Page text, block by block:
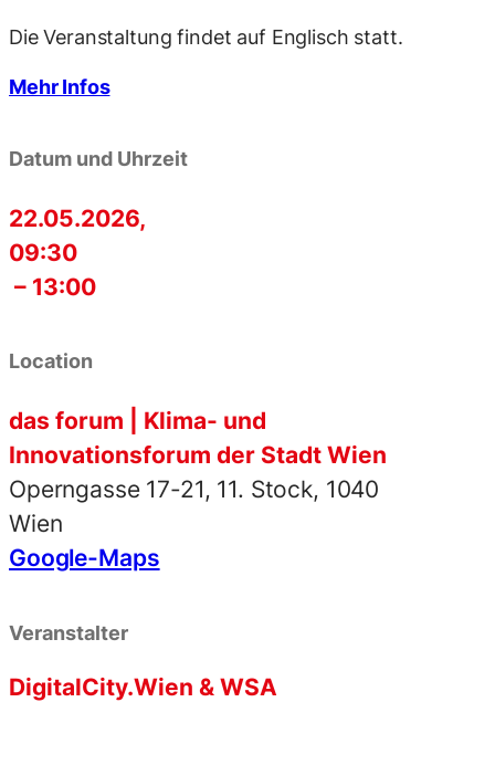
Die Veranstaltung findet auf Englisch statt.
Mehr Infos
Datum und Uhrzeit
22.05.2026,
09:30
– 13:00
Location
das forum | Klima- und
Innovationsforum der Stadt Wien
Operngasse 17-21, 11. Stock, 1040
Wien
Google-Maps
Veranstalter
DigitalCity.Wien & WSA